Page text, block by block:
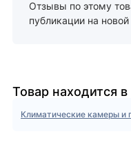
Отзывы по этому
публикации на
Товар находится в
Климатические камеры и